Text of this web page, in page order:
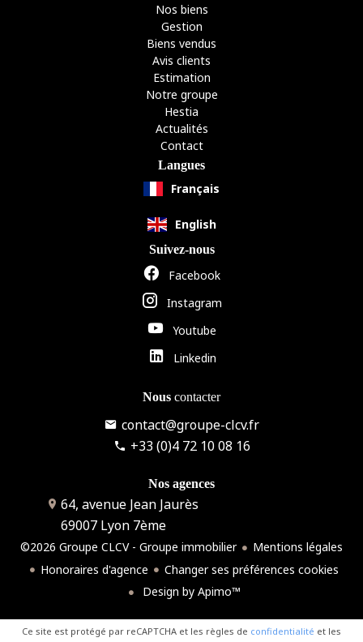
Nos biens
Gestion
Biens vendus
Avis clients
Estimation
Notre groupe
Hestia
Actualités
Contact
Langues
Français
English
Suivez-nous
Facebook
Instagram
Youtube
Linkedin
Nous contacter
contact@groupe-clcv.fr
+33 (0)4 72 10 08 16
Nos agences
64, avenue Jean Jaurès
69007 Lyon 7ème
©2026 Groupe CLCV - Groupe immobilier
Mentions légales
Honoraires d'agence
Changer ses préférences cookies
Design by Apimo™
Ce site est protégé par reCAPTCHA et les règles de confidentialité et les